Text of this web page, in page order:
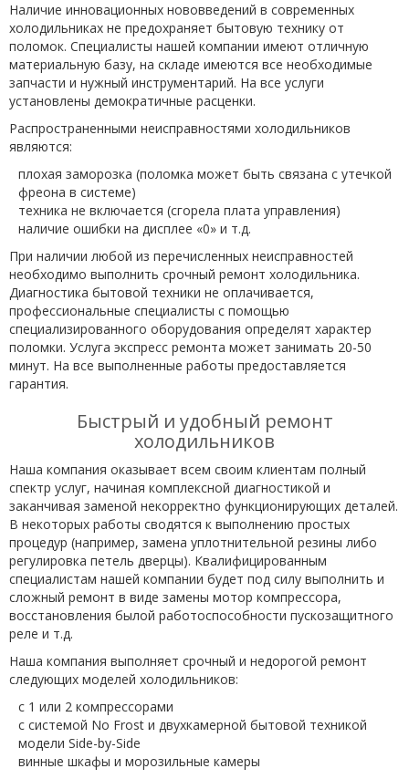
Наличие инновационных нововведений в современных
холодильниках не предохраняет бытовую технику от
поломок. Специалисты нашей компании имеют отличную
материальную базу, на складе имеются все необходимые
запчасти и нужный инструментарий. На все услуги
установлены демократичные расценки.
Распространенными неисправностями холодильников
являются:
плохая заморозка (поломка может быть связана с утечкой
фреона в системе)
техника не включается (сгорела плата управления)
наличие ошибки на дисплее «0» и т.д.
При наличии любой из перечисленных неисправностей
необходимо выполнить срочный ремонт холодильника.
Диагностика бытовой техники не оплачивается,
профессиональные специалисты с помощью
специализированного оборудования определят характер
поломки. Услуга экспресс ремонта может занимать 20-50
минут. На все выполненные работы предоставляется
гарантия.
Быстрый и удобный ремонт
холодильников
Наша компания оказывает всем своим клиентам полный
спектр услуг, начиная комплексной диагностикой и
заканчивая заменой некорректно функционирующих деталей.
В некоторых работы сводятся к выполнению простых
процедур (например, замена уплотнительной резины либо
регулировка петель дверцы). Квалифицированным
специалистам нашей компании будет под силу выполнить и
сложный ремонт в виде замены мотор компрессора,
восстановления былой работоспособности пускозащитного
реле и т.д.
Наша компания выполняет срочный и недорогой ремонт
следующих моделей холодильников:
с 1 или 2 компрессорами
с системой No Frost и двухкамерной бытовой техникой
модели Side-by-Side
винные шкафы и морозильные камеры